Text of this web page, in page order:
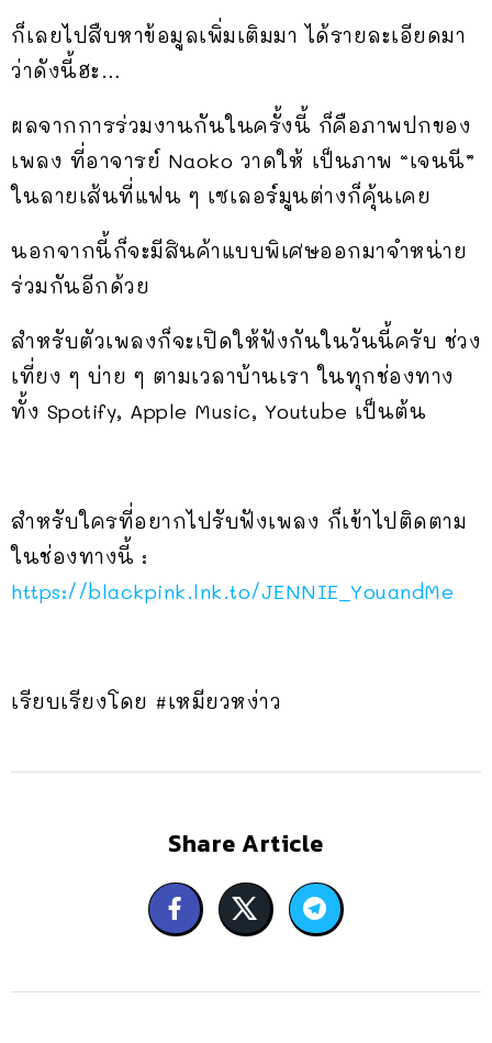
ก็เลยไปสืบหาข้อมูลเพิ่มเติมมา ได้รายละเอียดมา
ว่าดังนี้ฮะ…
ผลจากการร่วมงานกันในครั้งนี้ ก็คือภาพปกของ
เพลง ที่อาจารย์ Naoko วาดให้ เป็นภาพ “เจนนี”
ในลายเส้นที่แฟน ๆ เซเลอร์มูนต่างก็คุ้นเคย
นอกจากนี้ก็จะมีสินค้าแบบพิเศษออกมาจำหน่าย
ร่วมกันอีกด้วย
สำหรับตัวเพลงก็จะเปิดให้ฟังกันในวันนี้ครับ ช่วง
เที่ยง ๆ บ่าย ๆ ตามเวลาบ้านเรา ในทุกช่องทาง
ทั้ง Spotify, Apple Music, Youtube เป็นต้น
สำหรับใครที่อยากไปรับฟังเพลง ก็เข้าไปติดตาม
ในช่องทางนี้ :
https://blackpink.lnk.to/JENNIE_YouandMe
เรียบเรียงโดย #เหมียวหง่าว
Share Article